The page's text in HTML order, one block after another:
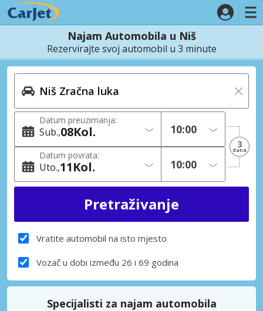
Najam Automobila u Niš
Rezervirajte svoj automobil u 3 minute
Datum preuzimanja:
Sub. 08Kol.
Datum povrata:
Uto. 11Kol.
3
dana
Vratite automobil na isto mjesto
Vozač u dobi između 26 i 69 godina
Specijalisti za najam automobila